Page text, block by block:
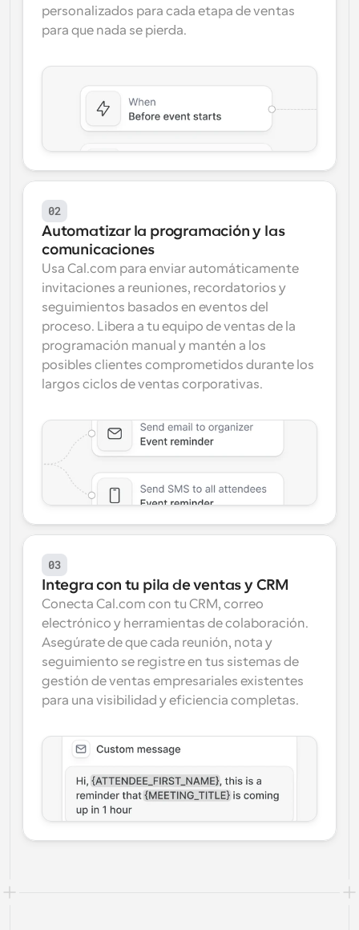
personalizados para cada etapa de ventas
para que nada se pierda.
02
Automatizar la programación y las
comunicaciones
Usa Cal.com para enviar automáticamente
invitaciones a reuniones, recordatorios y
seguimientos basados en eventos del
proceso. Libera a tu equipo de ventas de la
programación manual y mantén a los
posibles clientes comprometidos durante los
largos ciclos de ventas corporativas.
03
Integra con tu pila de ventas y CRM
Conecta Cal.com con tu CRM, correo
electrónico y herramientas de colaboración.
Asegúrate de que cada reunión, nota y
seguimiento se registre en tus sistemas de
gestión de ventas empresariales existentes
para una visibilidad y eficiencia completas.